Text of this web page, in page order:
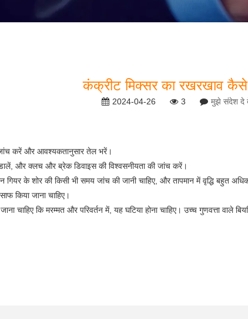
कंक्रीट मिक्सर का रखरखाव
2024-04-26 3 मुझे संदेश दे
करें और आवश्यकतानुसार तेल भरें।
और क्लच और ब्रेक डिवाइस की विश्वसनीयता की जांच करें।
के शोर की किसी भी समय जांच की जानी चाहिए, और तापमान में वृद्धि बहुत
किया जाना चाहिए।
चाहिए कि मरम्मत और परिवर्तन में, यह घटिया होना चाहिए। उच्च गुणवत्ता वाले